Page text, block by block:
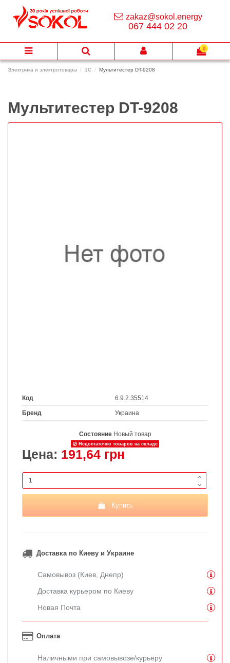
Электрика и электротовары 1C Мультитестер DT-9208
Мультитестер DT-9208
Код 6.9.2.35514
Бренд Украина
Состояние Новый товар
Недостаточно товаров на складе
Цена: 191,64 грн
Купить
Доставка по Киеву и Украине
Самовывоз (Киев, Днепр)
Доставка курьером по Киеву
Новая Почта
Оплата
Наличными при самовывозе/курьеру
zakaz@sokol.energy
067 444 02 20
0